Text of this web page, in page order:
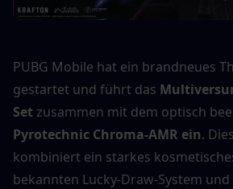
PUBG Mobile hat ein brandneues
gestartet und führt das
Set
Pyrotechnic Chroma-AMR ein.
kombiniert ein starkes
bekannten Lucky-Draw-System